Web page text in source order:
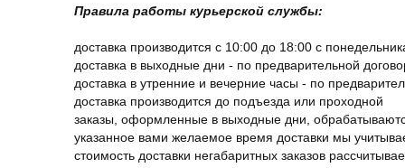
Правила работы курьерской службы:
доставка производится с 10:00 до 18:00 с
доставка в выходные дни - по предварительной
доставка в утренние и вечерние часы - по
доставка производится до подъезда или проходной
заказы, оформленные в выходные дни,
указанное вами желаемое время доставки мы
стоимость доставки негабаритных заказов